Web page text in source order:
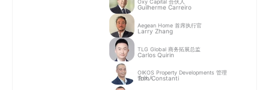
Guilherme Carreiro
Oxy Capital 合伙人
Larry Zhang
Aegean Home 首席执行官
Carlos Quirin
TLG Global 商务拓展总监
Tom Constanti
OIKOS Property Developments 管理
合伙人